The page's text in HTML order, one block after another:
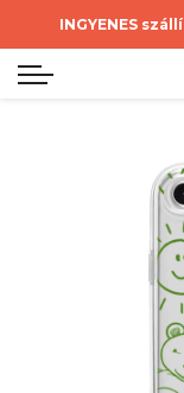
INGYENES